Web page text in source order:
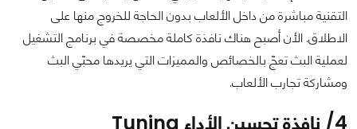
التقنية مباشرة من داخل الألعاب بدون الحاجة للخروج منها على
الاطلاق. الأن أصبح هناك نافذة كاملة مخصصة في برنامج التشغيل
لعملية البث تعجّ بالخصائص والمميزات التي يريدها محبّي البث
ومشاركة تجارب الألعاب.
4/ نافذة تحسين الأداء Tuning